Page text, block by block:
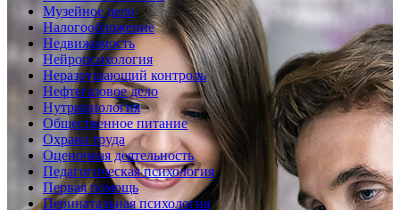
Музейное дело
Налогообложение
Недвижимость
Нейропсихология
Неразрушающий контроль
Нефтегазовое дело
Нутрициология
Общественное питание
Охрана труда
Оценочная деятельность
Педагогическая психология
Первая помощь
Перинатальная психология